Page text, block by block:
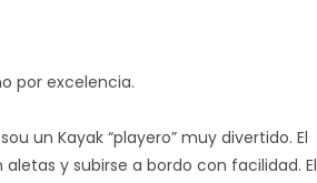
por excelencia.
un Kayak “playero” muy divertido. El
y subirse a bordo con facilidad. El